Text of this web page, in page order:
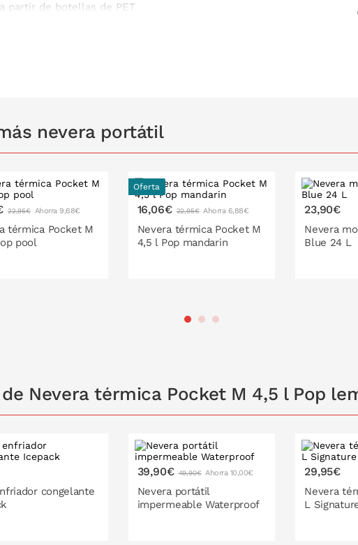
partir de botellas de PET
nevera portátil
22,95€ Ahorra 9,68€
térmica Pocket M
pool
Oferta
16,06€ 22,95€ Ahorra 6,88€
Nevera térmica Pocket M
4,5 l Pop mandarin
23,90€
Nevera
Blue 24 L
Nevera térmica Pocket M 4,5 l Pop
congelante
39,90€ 49,90€ Ahorra 10,00€
Nevera portátil
impermeable Waterproof
29,95€
Nevera
L